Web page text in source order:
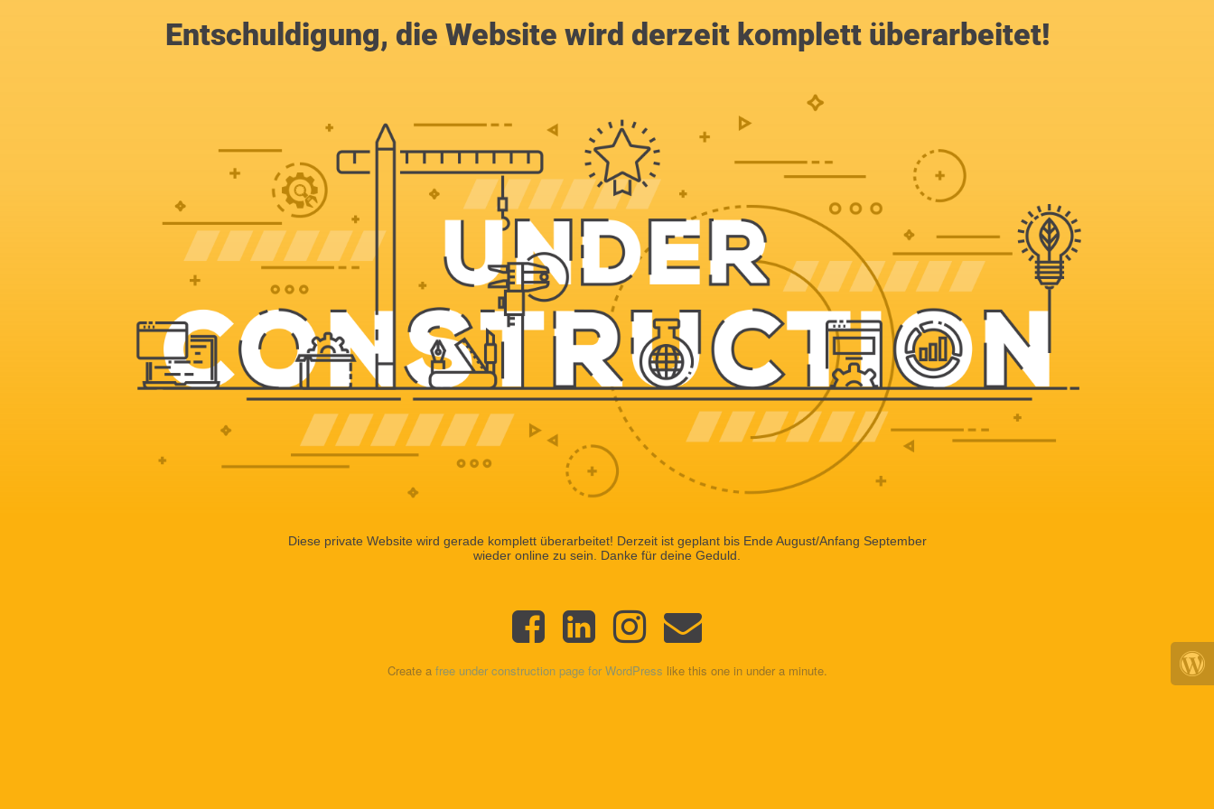
Entschuldigung, die Website wird derzeit komplett überarbeitet!
Diese private Website wird gerade komplett überarbeitet! Derzeit ist geplant bis Ende August/Anfang September
wieder online zu sein. Danke für deine Geduld.
Create a free under construction page for WordPress like this one in under a minute.